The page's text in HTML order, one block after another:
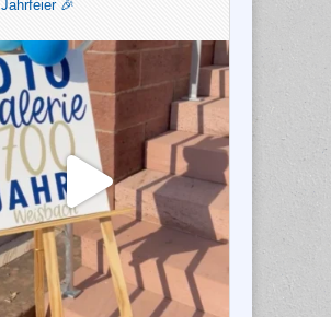
Jahrfeier 🎉